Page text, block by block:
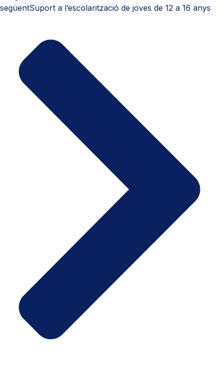
següentSuport a l’escolarització de joves de 12 a 16 anys